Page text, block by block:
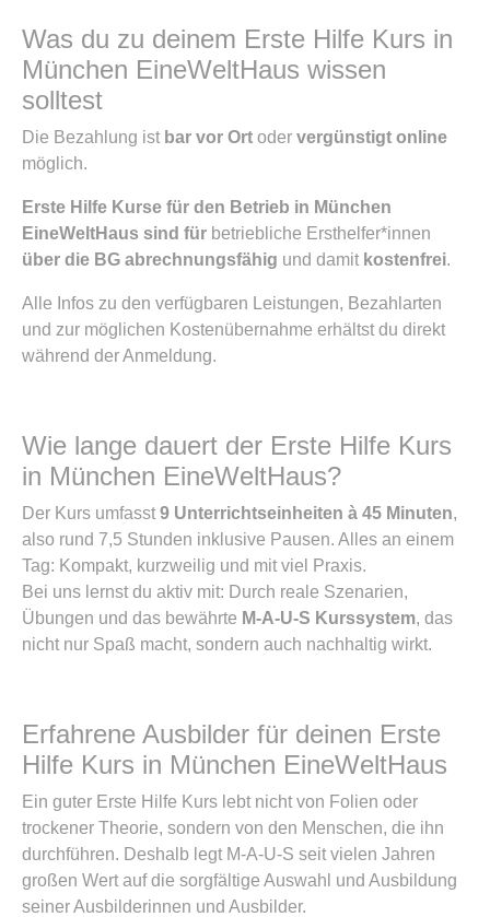
Was du zu deinem Erste Hilfe Kurs in
München EineWeltHaus wissen
solltest
Die Bezahlung ist bar vor Ort oder vergünstigt online
möglich.
Erste Hilfe Kurse für den Betrieb in München
EineWeltHaus sind für betriebliche Ersthelfer*innen
über die BG abrechnungsfähig und damit kostenfrei.
Alle Infos zu den verfügbaren Leistungen, Bezahlarten
und zur möglichen Kostenübernahme erhältst du direkt
während der Anmeldung.
Wie lange dauert der Erste Hilfe Kurs
in München EineWeltHaus?
Der Kurs umfasst 9 Unterrichtseinheiten à 45 Minuten,
also rund 7,5 Stunden inklusive Pausen. Alles an einem
Tag: Kompakt, kurzweilig und mit viel Praxis.
Bei uns lernst du aktiv mit: Durch reale Szenarien,
Übungen und das bewährte M-A-U-S Kurssystem, das
nicht nur Spaß macht, sondern auch nachhaltig wirkt.
Erfahrene Ausbilder für deinen Erste
Hilfe Kurs in München EineWeltHaus
Ein guter Erste Hilfe Kurs lebt nicht von Folien oder
trockener Theorie, sondern von den Menschen, die ihn
durchführen. Deshalb legt M-A-U-S seit vielen Jahren
großen Wert auf die sorgfältige Auswahl und Ausbildung
seiner Ausbilderinnen und Ausbilder.